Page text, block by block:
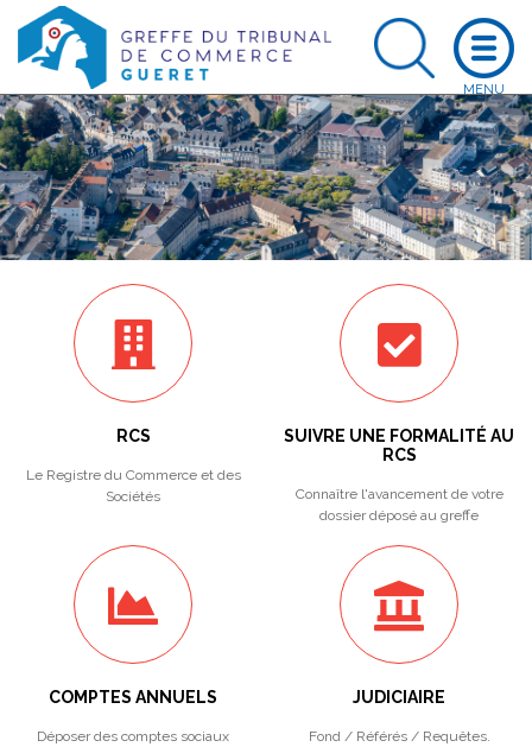
RCS
Le Registre du Commerce et des
Sociétés
SUIVRE UNE FORMALITÉ AU
RCS
Connaître l'avancement de votre
dossier déposé au greffe
COMPTES ANNUELS
Déposer des comptes sociaux
JUDICIAIRE
Fond / Référés / Requêtes.